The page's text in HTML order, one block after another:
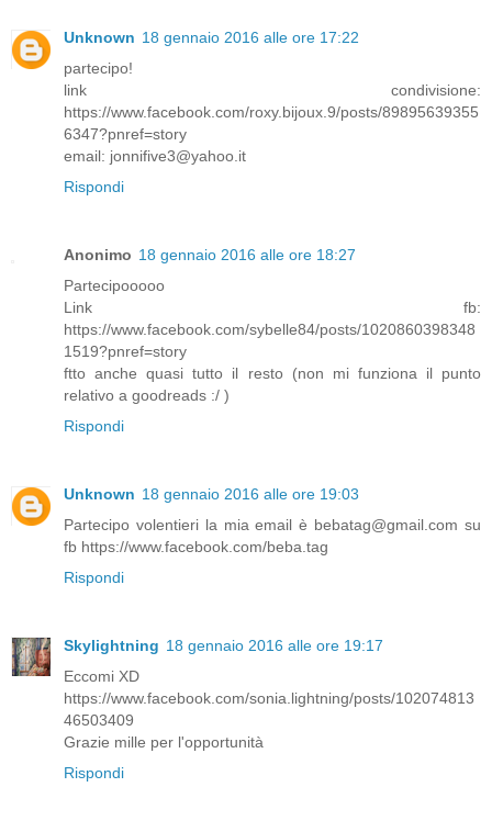
Unknown 18 gennaio 2016 alle ore 17:22
partecipo!
link condivisione:
https://www.facebook.com/roxy.bijoux.9/posts/89895639355
6347?pnref=story
email: jonnifive3@yahoo.it
Rispondi
Anonimo 18 gennaio 2016 alle ore 18:27
Partecipooooo
Link fb:
https://www.facebook.com/sybelle84/posts/1020860398348
1519?pnref=story
ftto anche quasi tutto il resto (non mi funziona il punto
relativo a goodreads :/ )
Rispondi
Unknown 18 gennaio 2016 alle ore 19:03
Partecipo volentieri la mia email è bebatag@gmail.com su
fb https://www.facebook.com/beba.tag
Rispondi
Skylightning 18 gennaio 2016 alle ore 19:17
Eccomi XD
https://www.facebook.com/sonia.lightning/posts/102074813
46503409
Grazie mille per l'opportunità
Rispondi